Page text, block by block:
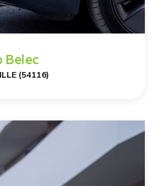
Belec
(54116)